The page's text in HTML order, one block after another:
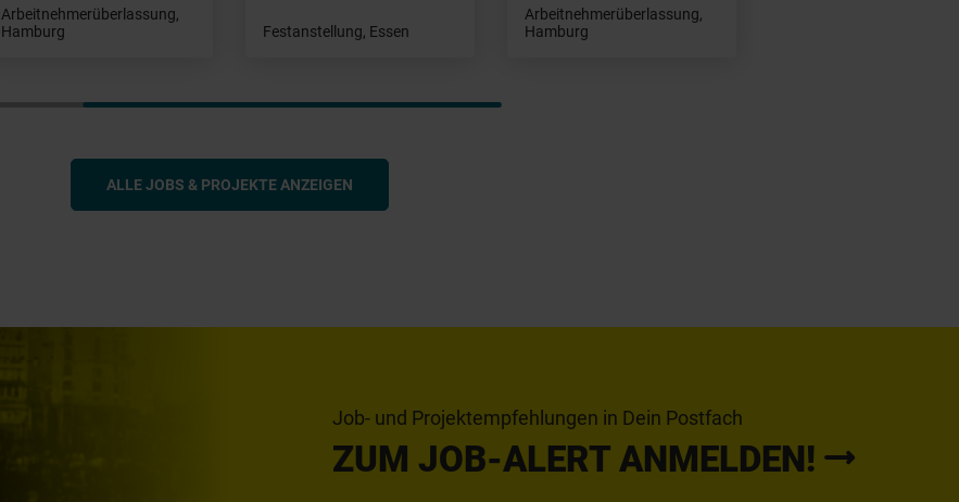
Arbeitnehmerüberlassung,
Hamburg
Festanstellung, Essen
Arbeitnehmerüberlassung,
Hamburg
ALLE JOBS & PROJEKTE ANZEIGEN
Job- und Projektempfehlungen in Dein Postfach
ZUM JOB-ALERT ANMELDEN!